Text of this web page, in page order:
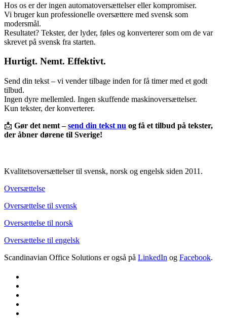
Hos os er der ingen automatoversættelser eller kompromiser.
Vi bruger kun professionelle oversættere med svensk som
modersmål.
Resultatet? Tekster, der lyder, føles og konverterer som om de var
skrevet på svensk fra starten.
Hurtigt. Nemt. Effektivt.
Send din tekst – vi vender tilbage inden for få timer med et godt
tilbud.
Ingen dyre mellemled. Ingen skuffende maskinoversættelser.
Kun tekster, der konverterer.
📩 Gør det nemt –send din tekst nu og få et tilbud på tekster,
der åbner dørene til Sverige!
Kvalitetsoversættelser til svensk, norsk og engelsk siden 2011.
Oversættelse
Oversættelse til svensk
Oversættelse til norsk
Oversættelse til engelsk
Scandinavian Office Solutions er også på LinkedIn og Facebook.